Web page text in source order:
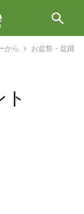
から
お盆祭・盆踊